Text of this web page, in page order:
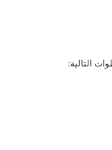
التالية: